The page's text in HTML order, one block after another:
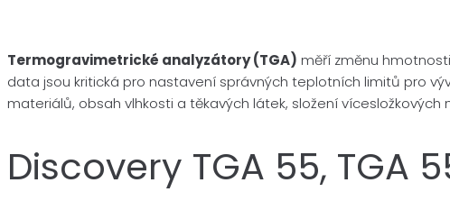
Termogravimetrické analyzátory (TGA) měří změnu
data jsou kritická pro nastavení správných teplotních limitů pro
materiálů, obsah vlhkosti a těkavých látek, složení
Discovery TGA 55, TGA